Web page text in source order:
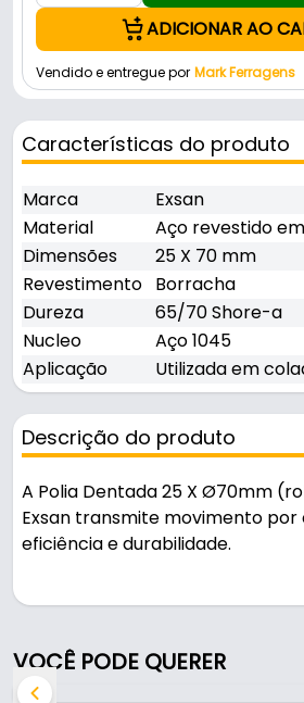
ADICIONAR AO
Vendido e entregue por Mark Ferragens
Características do produto
Marca
Exsan
Material
Aço revestido
Dimensões
25 X 70 mm
Revestimento Borracha
Dureza
65/70 Shore-a
Nucleo
Aço 1045
Aplicação
Utilizada em
Descrição do produto
A Polia Dentada 25 X Ø70mm
Exsan transmite movimento
eficiência e durabilidade.
manutenção.
VOCÊ PODE QUERER